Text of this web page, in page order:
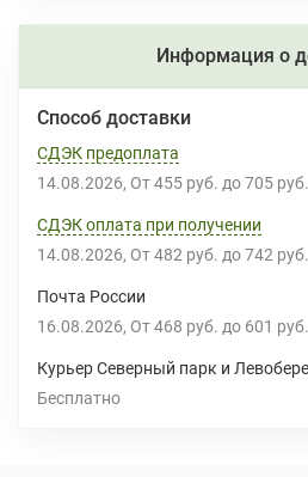
Информация о
Способ доставки
СДЭК предоплата
14.08.2026 От 455 руб. до 705 руб.
СДЭК оплата при получении
14.08.2026 От 482 руб. до 742 руб.
Почта России
16.08.2026 От 468 руб. до 601 руб.
Курьер Северный парк и
Бесплатно